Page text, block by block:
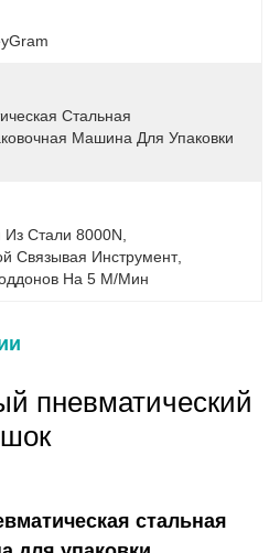
Стальная
Машина Для Упаковки
Из Стали 8000N
Связывая Инструмент,
На 5 М/мин
пневматический
стальная